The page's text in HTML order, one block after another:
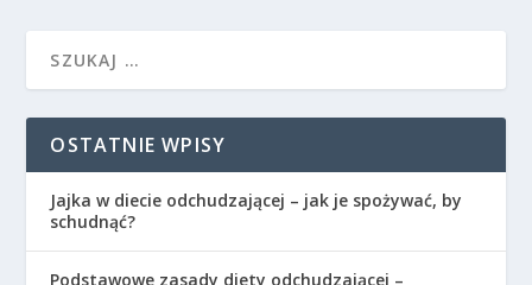
OSTATNIE WPISY
Jajka w diecie odchudzającej – jak je spożywać, by
schudnąć?
Podstawowe zasady diety odchudzającej –